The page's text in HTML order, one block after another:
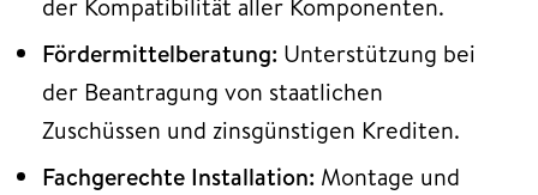
der Kompatibilität aller Komponenten.
Fördermittelberatung: Unterstützung bei
der Beantragung von staatlichen
Zuschüssen und zinsgünstigen Krediten.
Fachgerechte Installation: Montage und